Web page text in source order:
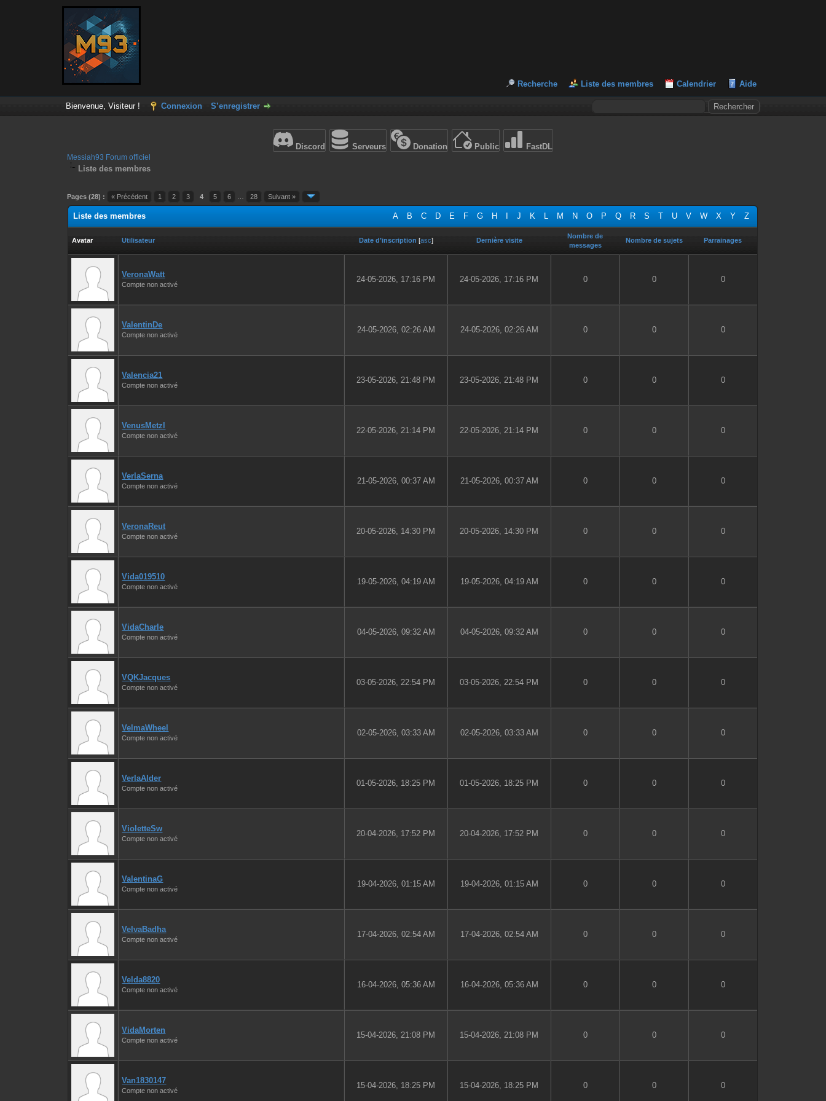
Recherche Liste des membres Calendrier Aide
Bienvenue, Visiteur ! Connexion S’enregistrer
Discord Serveurs Donation Public FastDL
Messiah93 Forum officiel
Liste des membres
Pages (28) : « Précédent 1 2 3 4 5 6 28 Suivant »
A B C D E F G H J K L M N O P Q R S T U V W X Y Z
Liste des membres
Avatar Utilisateur Date d’inscription [asc] Dernière visite
Nombre de
messages
Nombre de sujets Parrainages
VeronaWatt
Compte non activé
24-05-2026, 17:16 PM 24-05-2026, 17:16 PM 0 0 0
ValentinDe
Compte non activé
24-05-2026, 02:26 AM 24-05-2026, 02:26 AM 0 0 0
Valencia21
Compte non activé
23-05-2026, 21:48 PM 23-05-2026, 21:48 PM 0 0 0
VenusMetzl
Compte non activé
22-05-2026, 21:14 PM 22-05-2026, 21:14 PM 0 0 0
VerlaSerna
Compte non activé
21-05-2026, 00:37 AM 21-05-2026, 00:37 AM 0 0 0
VeronaReut
Compte non activé
20-05-2026, 14:30 PM 20-05-2026, 14:30 PM 0 0 0
Vida019510
Compte non activé
19-05-2026, 04:19 AM 19-05-2026, 04:19 AM 0 0 0
VidaCharle
Compte non activé
04-05-2026, 09:32 AM 04-05-2026, 09:32 AM 0 0 0
VQKJacques
Compte non activé
03-05-2026, 22:54 PM 03-05-2026, 22:54 PM 0 0 0
VelmaWheel
Compte non activé
02-05-2026, 03:33 AM 02-05-2026, 03:33 AM 0 0 0
VerlaAlder
Compte non activé
01-05-2026, 18:25 PM 01-05-2026, 18:25 PM 0 0 0
VioletteSw
Compte non activé
20-04-2026, 17:52 PM 20-04-2026, 17:52 PM 0 0 0
ValentinaG
Compte non activé
19-04-2026, 01:15 AM 19-04-2026, 01:15 AM 0 0 0
VelvaBadha
Compte non activé
17-04-2026, 02:54 AM 17-04-2026, 02:54 AM 0 0 0
Velda8820
Compte non activé
16-04-2026, 05:36 AM 16-04-2026, 05:36 AM 0 0 0
VidaMorten
Compte non activé
15-04-2026, 21:08 PM 15-04-2026, 21:08 PM 0 0 0
Van1830147
Compte non activé
15-04-2026, 18:25 PM 15-04-2026, 18:25 PM 0 0 0